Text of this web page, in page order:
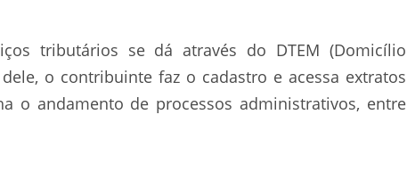
tributários se dá através do DTEM (Domicílio
o contribuinte faz o cadastro e acessa extratos
o andamento de processos administrativos, entre